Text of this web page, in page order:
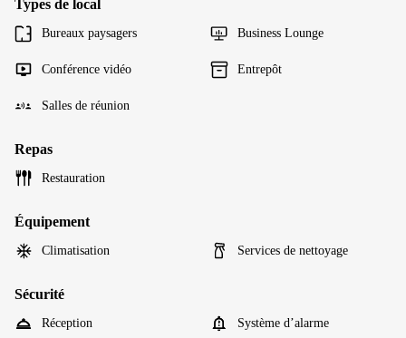
Types de local
Bureaux paysagers Business Lounge
Conférence vidéo Entrepôt
Salles de réunion
Repas
Restauration
Équipement
Climatisation Services de nettoyage
Sécurité
Réception Système d’alarme